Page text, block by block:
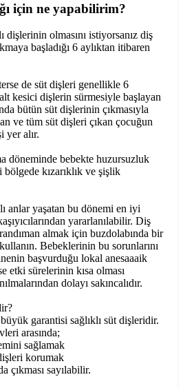
için ne yapabilirim?
dişlerinin olmasını istiyorsanız diş
başladığı 6 aylıktan itibaren
de süt dişleri genellikle 6
kesici dişlerin sürmesiyle başlayan
bütün süt dişlerinin çıkmasıyla
ve tüm süt dişleri çıkan çocuğun
yer alır.
döneminde bebekte huzursuzluk
kızarıklık ve şişlik
anlar yaşatan bu dönemi en iyi
yararlanılabilir. Diş
almak için buzdolabında bir
Bebeklerinin bu sorunlarını
başvurduğu lokal anesaaaik
etki sürelerinin kısa olması
dolayı sakıncalıdır.
büyük garantisi sağlıklı süt dişleridir.
arasında;
sağlamak
korumak
çıkması sayılabilir.